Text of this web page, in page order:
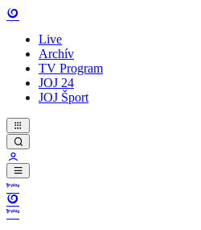
Live
Archív
TV Program
JOJ 24
JOJ Šport